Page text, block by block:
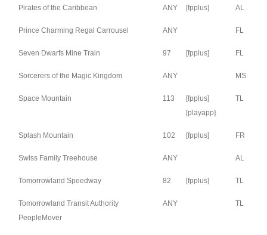
Pirates of the Caribbean ANY [fpplus] AL
Prince Charming Regal Carrousel ANY FL
Seven Dwarfs Mine Train 97 [fpplus] FL
Sorcerers of the Magic Kingdom ANY MS
Space Mountain 113
[fpplus]
[playapp]
TL
Splash Mountain 102 [fpplus] FR
Swiss Family Treehouse ANY AL
Tomorrowland Speedway 82 [fpplus] TL
Tomorrowland Transit Authority
PeopleMover
ANY TL